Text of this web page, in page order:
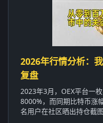
2026年行情分析：
复盘
2023年3月，OEX平台一
8000%，而同期比特币涨
名用户在社区晒出持仓截